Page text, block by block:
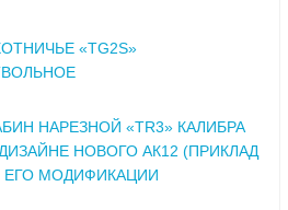
«TG2S»
НАРЕЗНОЙ «TR3» КАЛИБРА
ДИЗАЙНЕ НОВОГО АК12 (ПРИКЛАД
ЕГО МОДИФИКАЦИИ